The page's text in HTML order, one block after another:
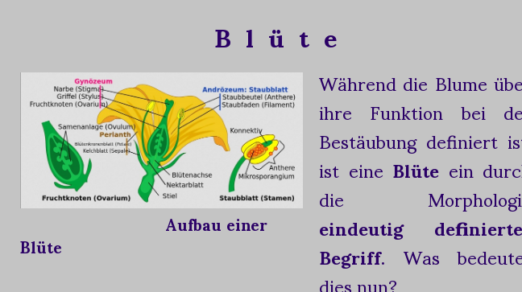
B l ü t e
Aufbau einer
Blüte
Während die Blume
ihre Funktion bei
Bestäubung definiert
ist eineBlüteein
die
eindeutig
Begriff. Was